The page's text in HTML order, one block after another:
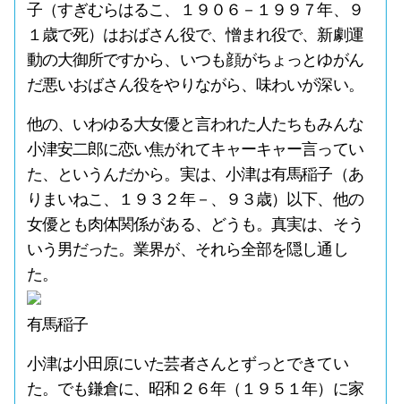
子（すぎむらはるこ、１９０６－１９９７年、９
１歳で死）はおばさん役で、憎まれ役で、新劇運
動の大御所ですから、いつも顔がちょっとゆがん
だ悪いおばさん役をやりながら、味わいが深い。
他の、いわゆる大女優と言われた人たちもみんな
小津安二郎に恋い焦がれてキャーキャー言ってい
た、というんだから。実は、小津は有馬稲子（あ
りまいねこ、１９３２年－、９３歳）以下、他の
女優とも肉体関係がある、どうも。真実は、そう
いう男だった。業界が、それら全部を隠し通し
た。
有馬稲子
小津は小田原にいた芸者さんとずっとできてい
た。でも鎌倉に、昭和２６年（１９５１年）に家